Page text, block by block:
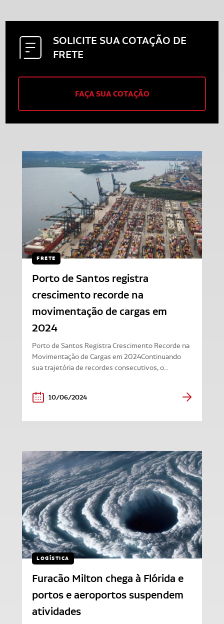
SOLICITE SUACOTAÇÃO DE
FRETE
FAÇA SUA COTAÇÃO
FRETE
Porto de Santos registra
crescimento recorde na
movimentação de cargas em
2024
Porto de Santos Registra Crescimento Recorde na
Movimentação de Cargas em 2024Continuando
sua trajetória de recordes consecutivos, o...
10/06/2024
LOGÍSTICA
Furacão Milton chega à Flórida e
portos e aeroportos suspendem
atividades